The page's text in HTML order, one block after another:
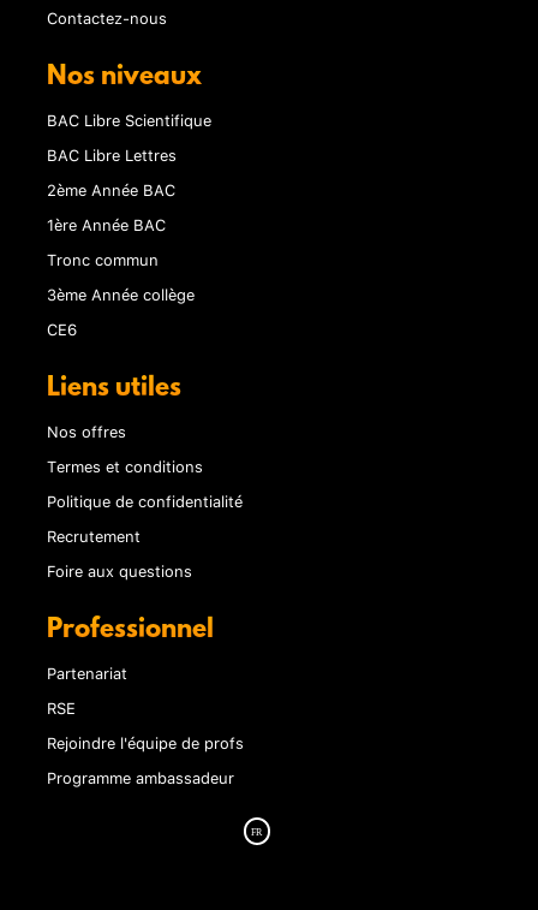
Contactez-nous
Nos niveaux
BAC Libre Scientifique
BAC Libre Lettres
2ème Année BAC
1ère Année BAC
Tronc commun
3ème Année collège
CE6
Liens utiles
Nos offres
Termes et conditions
Politique de confidentialité
Recrutement
Foire aux questions
Professionnel
Partenariat
RSE
Rejoindre l'équipe de profs
Programme ambassadeur